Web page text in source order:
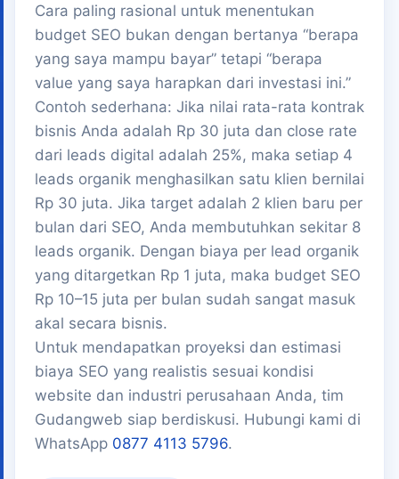
Cara paling rasional untuk menentukan
budget SEO bukan dengan bertanya “berapa
yang saya mampu bayar” tetapi “berapa
value yang saya harapkan dari investasi ini.”
Contoh sederhana: Jika nilai rata-rata kontrak
bisnis Anda adalah Rp 30 juta dan close rate
dari leads digital adalah 25%, maka setiap 4
leads organik menghasilkan satu klien bernilai
Rp 30 juta. Jika target adalah 2 klien baru per
bulan dari SEO, Anda membutuhkan sekitar 8
leads organik. Dengan biaya per lead organik
yang ditargetkan Rp 1 juta, maka budget SEO
Rp 10–15 juta per bulan sudah sangat masuk
akal secara bisnis.
Untuk mendapatkan proyeksi dan estimasi
biaya SEO yang realistis sesuai kondisi
website dan industri perusahaan Anda, tim
Gudangweb siap berdiskusi. Hubungi kami di
WhatsApp 0877 4113 5796.